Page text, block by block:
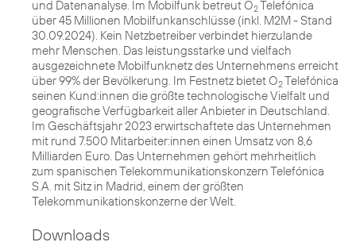
und Datenanalyse. Im Mobilfunk betreut O2Telefónica
über 45 Millionen Mobilfunkanschlüsse (inkl. M2M - Stand
30.09.2024). Kein Netzbetreiber verbindet hierzulande
mehr Menschen. Das leistungsstarke und vielfach
ausgezeichnete Mobilfunknetz des Unternehmens erreicht
über 99% der Bevölkerung. Im Festnetz bietet O2Telefónica
seinen Kund:innen die größte technologische Vielfalt und
geografische Verfügbarkeit aller Anbieter in Deutschland.
Im Geschäftsjahr 2023 erwirtschaftete das Unternehmen
mit rund 7.500 Mitarbeiter:innen einen Umsatz von 8,6
Milliarden Euro. Das Unternehmen gehört mehrheitlich
zum spanischen Telekommunikationskonzern Telefónica
S.A. mit Sitz in Madrid, einem der größten
Telekommunikationskonzerne der Welt.
Downloads